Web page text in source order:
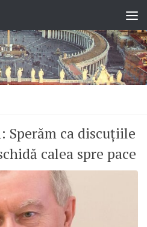
Sperăm ca discuțiile
calea spre pace